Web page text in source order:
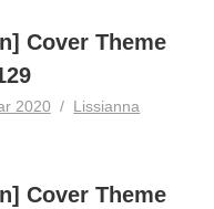
Cover Theme
2020 Lissianna
Cover Theme